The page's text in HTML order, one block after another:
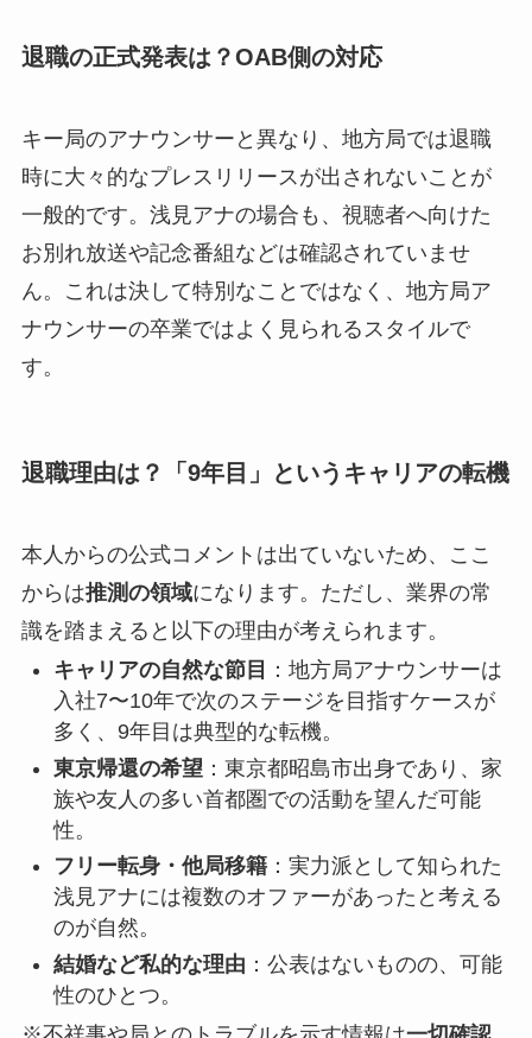
退職の正式発表は？OAB側の対応
キー局のアナウンサーと異なり、地方局では退職
時に大々的なプレスリリースが出されないことが
一般的です。浅見アナの場合も、視聴者へ向けた
お別れ放送や記念番組などは確認されていませ
ん。これは決して特別なことではなく、地方局ア
ナウンサーの卒業ではよく見られるスタイルで
す。
退職理由は？「9年目」というキャリアの転機
本人からの公式コメントは出ていないため、ここ
からは推測の領域になります。ただし、業界の常
識を踏まえると以下の理由が考えられます。
キャリアの自然な節目
：地方局アナウンサーは
入社7〜10年で次のステージを目指すケースが
多く、9年目は典型的な転機。
東京帰還の希望 ：東京都昭島市出身であり、家
族や友人の多い首都圏での活動を望んだ可能
性。
フリー転身・他局移籍：実力派として知られた
浅見アナには複数のオファーがあったと考える
のが自然。
結婚など私的な理由 ：公表はないものの、可能
性のひとつ。